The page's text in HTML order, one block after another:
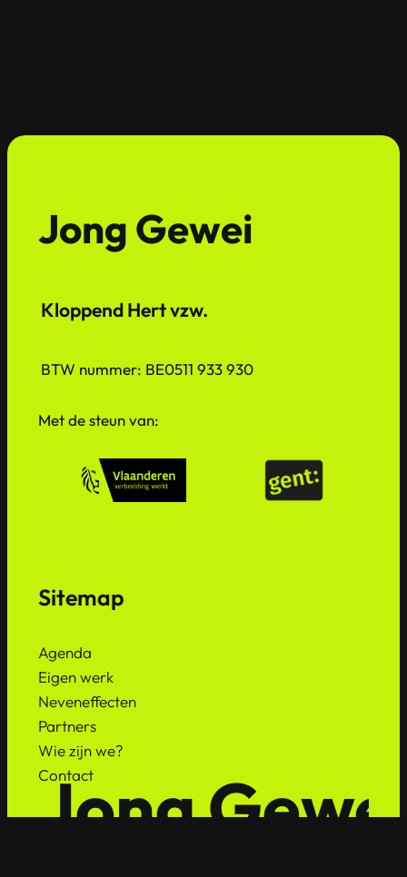
Jong Gewei
Kloppend Hert vzw.
BTW nummer: BE0511 933 930
Met de steun van:
Sitemap
Agenda
Eigen werk
Neveneffecten
Partners
Wie zijn we?
Contact
Jong